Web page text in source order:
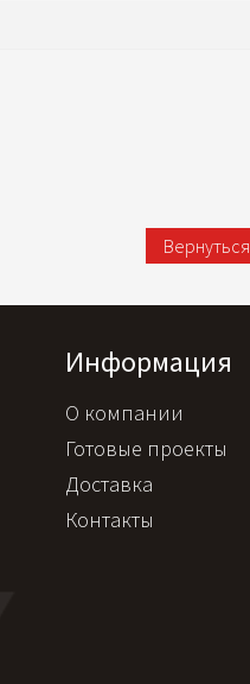
Вернуться
Информация
О компании
Готовые проекты
Доставка
Контакты